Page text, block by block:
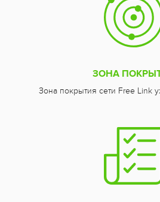
ЗОНА
Зона покрытия сети Free Link